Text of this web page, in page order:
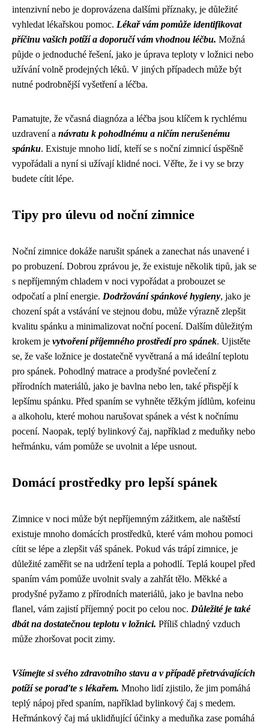
intenzivní nebo je doprovázena dalšími příznaky, je důležité
vyhledat lékařskou pomoc. Lékař vám pomůže identifikovat
příčinu vašich potíží a doporučí vám vhodnou léčbu. Možná
půjde o jednoduché řešení, jako je úprava teploty v ložnici nebo
užívání volně prodejných léků. V jiných případech může být
nutné podrobnější vyšetření a léčba.
Pamatujte, že včasná diagnóza a léčba jsou klíčem k rychlému
uzdravení a návratu k pohodlnému a ničím nerušenému
spánku. Existuje mnoho lidí, kteří se s noční zimnicí úspěšně
vypořádali a nyní si užívají klidné noci. Věřte, že i vy se brzy
budete cítit lépe.
Tipy pro úlevu od noční zimnice
Noční zimnice dokáže narušit spánek a zanechat nás unavené i
po probuzení. Dobrou zprávou je, že existuje několik tipů, jak se
s nepříjemným chladem v noci vypořádat a probouzet se
odpočatí a plní energie. Dodržování spánkové hygieny, jako je
chození spát a vstávání ve stejnou dobu, může výrazně zlepšit
kvalitu spánku a minimalizovat noční pocení. Dalším důležitým
krokem je vytvoření příjemného prostředí pro spánek. Ujistěte
se, že vaše ložnice je dostatečně vyvětraná a má ideální teplotu
pro spánek. Pohodlný matrace a prodyšné povlečení z
přírodních materiálů, jako je bavlna nebo len, také přispějí k
lepšímu spánku. Před spaním se vyhněte těžkým jídlům, kofeinu
a alkoholu, které mohou narušovat spánek a vést k nočnímu
pocení. Naopak, teplý bylinkový čaj, například z meduňky nebo
heřmánku, vám pomůže se uvolnit a lépe usnout.
Domácí prostředky pro lepší spánek
Zimnice v noci může být nepříjemným zážitkem, ale naštěstí
existuje mnoho domácích prostředků, které vám mohou pomoci
cítit se lépe a zlepšit váš spánek. Pokud vás trápí zimnice, je
důležité zaměřit se na udržení tepla a pohodlí. Teplá koupel před
spaním vám pomůže uvolnit svaly a zahřát tělo. Měkké a
prodyšné pyžamo z přírodních materiálů, jako je bavlna nebo
flanel, vám zajistí příjemný pocit po celou noc. Důležité je také
dbát na dostatečnou teplotu v ložnici. Příliš chladný vzduch
může zhoršovat pocit zimy.
Všímejte si svého zdravotního stavu a v případě přetrvávajících
potíží se poraďte s lékařem. Mnoho lidí zjistilo, že jim pomáhá
teplý nápoj před spaním, například bylinkový čaj s medem.
Heřmánkový čaj má uklidňující účinky a meduňka zase pomáhá